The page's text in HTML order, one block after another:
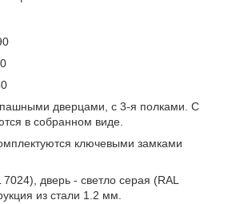
дверцами, с 3-я полками. С
в собранном виде.
ключевыми замками
дверь - светло серая (RAL
из стали 1.2 мм.